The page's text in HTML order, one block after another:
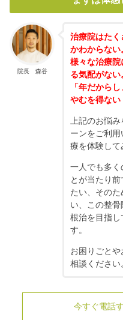
院長 森谷
治療院はた
かわからない
様々な治療
る気配がない
「年だから
やむを得ない
上記のお悩
ーンをご利
療を体験して
一人でも多く
とが当たり
たい、その
い、この整骨
根治を目指し
す。
お困りごと
相談ください
今すぐ電話